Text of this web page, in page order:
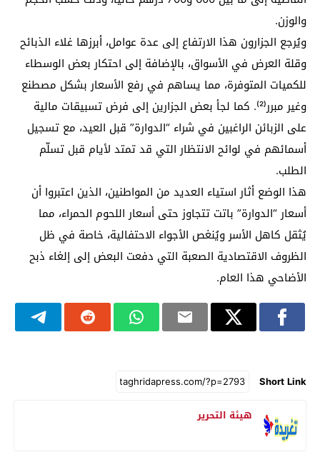
والوزن.
ويُرجع الجزارون هذا الارتفاع إلى عدة عوامل، أبرزها غلاء الذبائح
وقلة العرض في الأسواق، بالإضافة إلى احتكار بعض الوسطاء
للكميات المتوفرة، مما يساهم في رفع الأسعار بشكل مصطنع
وغير مبرر⁽²⁾. كما لجأ بعض الجزارين إلى فرض تسبيقات مالية
على الزبائن الراغبين في شراء “الدوارة” قبل العيد، مع تسجيل
أسمائهم في لوائح الانتظار التي قد تمتد لأيام قبل تسلّم
الطلب.
هذا الوضع أثار استياء العديد من المواطنين، الذين اعتبروا أن
أسعار “الدوارة” باتت تتجاوز حتى أسعار اللحوم الحمراء، مما
يُثقل كاهل الأسر ويُنغص الأجواء الاحتفالية، خاصة في ظل
الظروف الاقتصادية الصعبة التي دفعت البعض إلى إلغاء ذبح
الأضاحي هذا العام.
Short Link
هيئة التحرير